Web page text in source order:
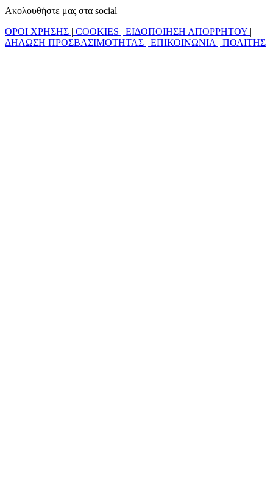
Ακολουθήστε μας στα social
ΟΡΟΙ ΧΡΗΣΗΣ | COOKIES | ΕΙΔΟΠΟΙΗΣΗ ΑΠΟΡΡΗΤΟΥ |
ΔΗΛΩΣΗ ΠΡΟΣΒΑΣΙΜΟΤΗΤΑΣ | ΕΠΙΚΟΙΝΩΝΙΑ | ΠΟΛΙΤΗΣ